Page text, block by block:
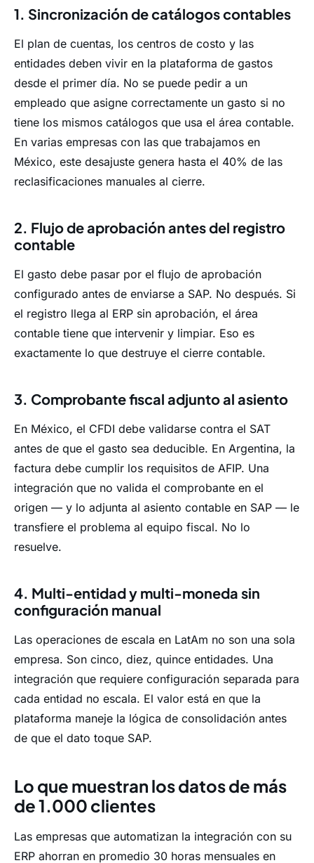
1. Sincronización de catálogos contables
El plan de cuentas, los centros de costo y las
entidades deben vivir en la plataforma de gastos
desde el primer día. No se puede pedir a un
empleado que asigne correctamente un gasto si no
tiene los mismos catálogos que usa el área contable.
En varias empresas con las que trabajamos en
México, este desajuste genera hasta el 40% de las
reclasificaciones manuales al cierre.
2. Flujo de aprobación antes del registro
contable
El gasto debe pasar por el flujo de aprobación
configurado antes de enviarse a SAP. No después. Si
el registro llega al ERP sin aprobación, el área
contable tiene que intervenir y limpiar. Eso es
exactamente lo que destruye el cierre contable.
3. Comprobante fiscal adjunto al asiento
En México, el CFDI debe validarse contra el SAT
antes de que el gasto sea deducible. En Argentina, la
factura debe cumplir los requisitos de AFIP. Una
integración que no valida el comprobante en el
origen — y lo adjunta al asiento contable en SAP — le
transfiere el problema al equipo fiscal. No lo
resuelve.
4. Multi-entidad y multi-moneda sin
configuración manual
Las operaciones de escala en LatAm no son una sola
empresa. Son cinco, diez, quince entidades. Una
integración que requiere configuración separada para
cada entidad no escala. El valor está en que la
plataforma maneje la lógica de consolidación antes
de que el dato toque SAP.
Lo que muestran los datos de más
de 1.000 clientes
Las empresas que automatizan la integración con su
ERP ahorran en promedio 30 horas mensuales en